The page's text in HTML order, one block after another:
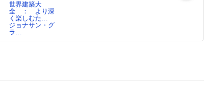
世界建築大
全 ： より深
く楽しむた…
ジョナサン・グ
ラ…